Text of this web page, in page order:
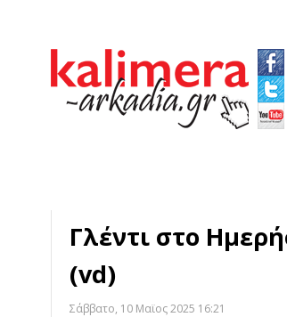
Γλέντι στο
(vd)
Σάββατο, 10 Μαϊος 2025 16:21